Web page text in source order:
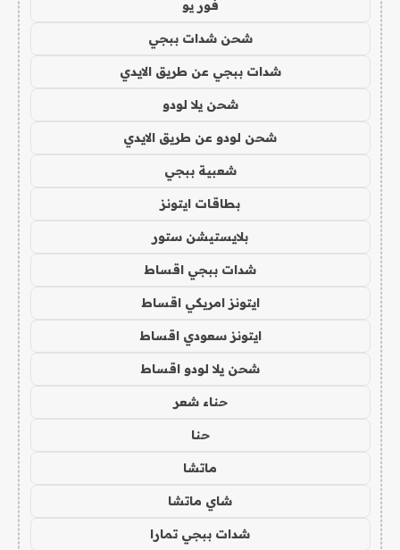
فور يو
شحن شدات ببجي
شدات ببجي عن طريق الايدي
شحن يلا لودو
شحن لودو عن طريق الايدي
شعبية ببجي
بطاقات ايتونز
بلايستيشن ستور
شدات ببجي اقساط
ايتونز امريكي اقساط
ايتونز سعودي اقساط
شحن يلا لودو اقساط
حناء شعر
حنا
ماتشا
شاي ماتشا
شدات ببجي تمارا